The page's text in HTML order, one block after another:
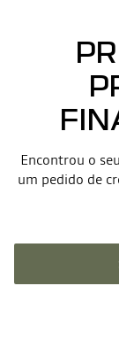
Encontrou o
um pedido de